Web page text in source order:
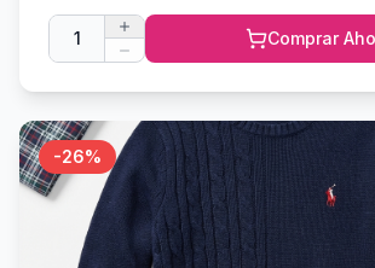
1 Comprar
-26%